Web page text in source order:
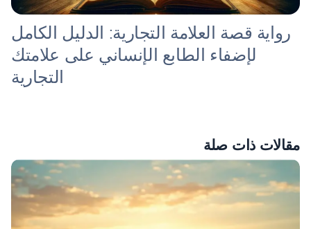
رواية قصة العلامة التجارية: الدليل الكامل
لإضفاء الطابع الإنساني على علامتك
التجارية
مقالات ذات صلة